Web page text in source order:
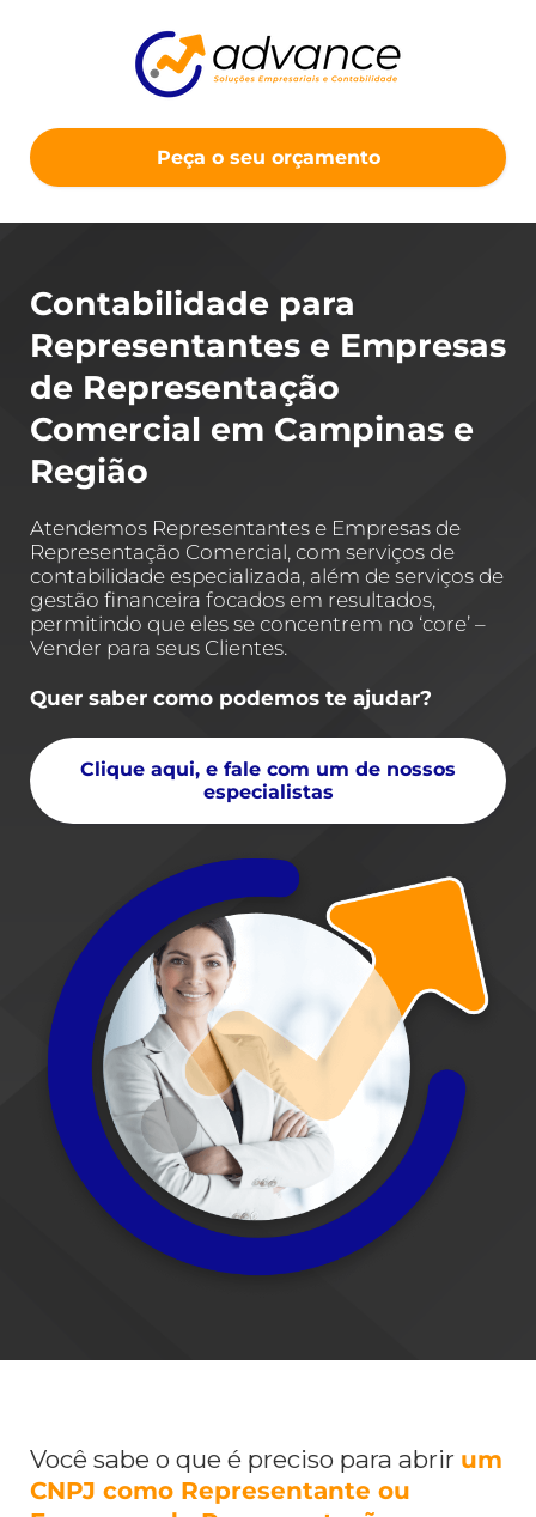
Peça o seu orçamento
Contabilidade para
Representantes e Empresas
de Representação
Comercial em Campinas e
Região
Atendemos Representantes e Empresas de
Representação Comercial, com serviços de
contabilidade especializada, além de serviços de
gestão financeira focados em resultados,
permitindo que eles se concentrem no ‘core’ –
Vender para seus Clientes.
Quer saber como podemos te ajudar?
Clique aqui, e fale com um de nossos
especialistas
Você sabe o que é preciso para abrir um
CNPJ como Representante ou